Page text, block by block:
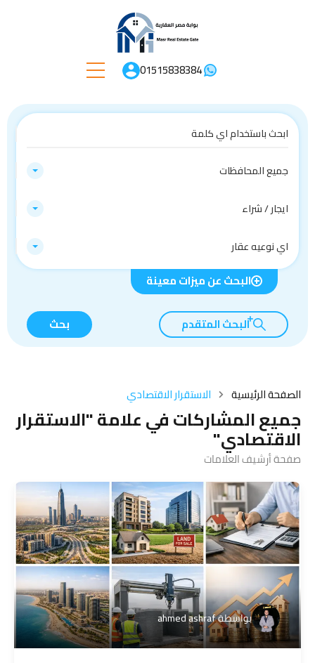
01515838384
جميع المحافظات
ايجار / شراء
اي نوعيه عقار
البحث عن ميزات معينة
البحث المتقدم بحث
الصفحة الرئيسية الاستقرار الاقتصادي
جميع المشاركات في علامة "الاستقرار
الاقتصادي"
صفحة أرشيف العلامات
بواسطةahmed ashraf